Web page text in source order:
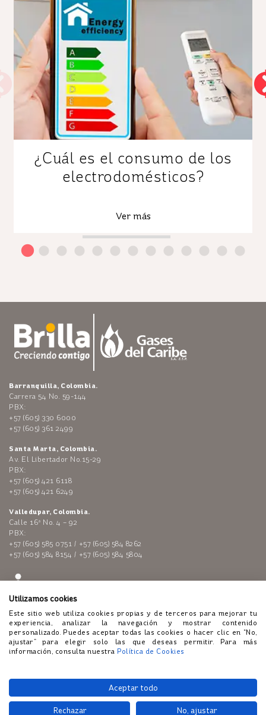
¿Cuál es el consumo de los
electrodomésticos?
Ver más
Barranquilla, Colombia.
Carrera 54 No. 59-144
PBX:
+57 (605) 330 6000
+57 (605) 361 2499
Santa Marta, Colombia.
Av. El Libertador No.15-29
PBX:
+57 (605) 421 6118
+57 (605) 421 6249
Valledupar, Colombia.
Calle 16ª No. 4 – 92
PBX:
+57 (605) 585 0751 / +57 (605) 584 8262
+57 (605) 584 8154 / +57 (605) 584 5804
Enlaces de interés: Polí­tica de tratamiento de datos personales
© Todos Los Derechos Reservados - Brilla - Colombia
Utilizamos cookies
Este sitio web utiliza cookies propias y de terceros para mejorar tu
experiencia, analizar la navegación y mostrar contenido
personalizado. Puedes aceptar todas las cookies o hacer clic en “No,
ajustar” para elegir solo las que deseas permitir. Para más
información, consulta nuestra Política de Cookies
Aceptar todo
Rechazar No, ajustar